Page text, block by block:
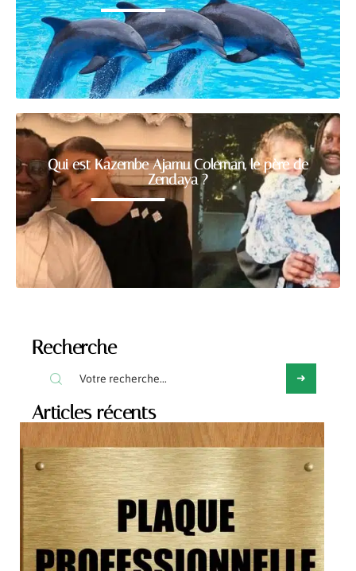
Qui est Kazembe Ajamu Coleman, le père de
Zendaya ?
Recherche
Articles récents